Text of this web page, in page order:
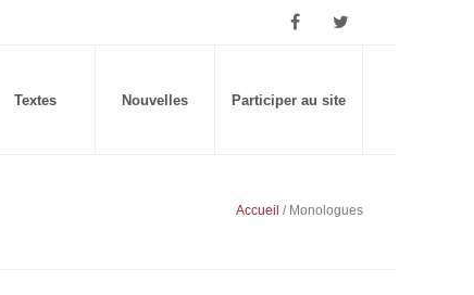
Textes Nouvelles Participer au site
Accueil / Monologues